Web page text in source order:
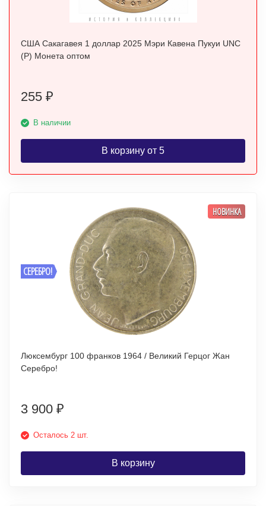
США Сакагавея 1 доллар 2025 Мэри Кавена Пукуи UNC
(P) Монета оптом
255 ₽
В наличии
В корзину от 5
СЕРЕБРО!
НОВИНКА
Люксембург 100 франков 1964 / Великий Герцог Жан
Серебро!
3 900 ₽
Осталось 2 шт.
В корзину